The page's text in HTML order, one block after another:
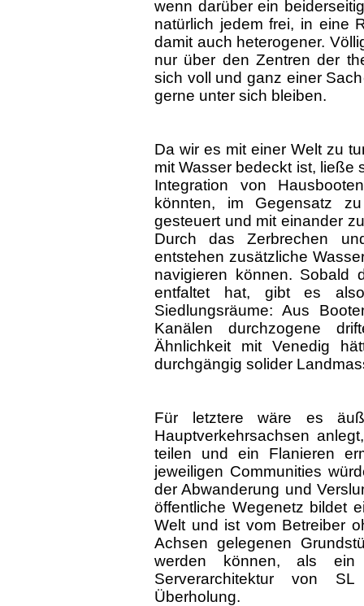
wenn darüber ein
natürlich jedem frei, in eine
damit auch heterogener.
nur über den Zentren der
sich voll und ganz einer
gerne unter sich bleiben.
Da wir es mit einer Welt zu
mit Wasser bedeckt ist, ließe
Integration von
könnten, im Gegensatz
gesteuert und mit einander
Durch das Zerbrechen
entstehen zusätzliche
navigieren können. Sobald
entfaltet hat, gibt es
Siedlungsräume: Aus
Kanälen durchzogene
Ähnlichkeit mit Venedig
durchgängig solider
Für letztere wäre es
Hauptverkehrsachsen
teilen und ein Flanieren
jeweiligen Communities
der Abwanderung und
öffentliche Wegenetz bildet
Welt und ist vom Betreiber
Achsen gelegenen
werden können, als ein
Serverarchitektur von
Überholung.